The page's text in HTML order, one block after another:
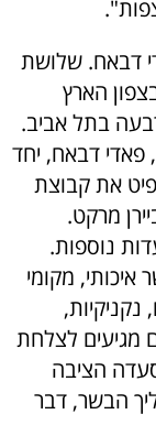
על ידי פאדי דבאח. שלושת
הארץ
בתל אביב.
דבאח, יחד
את קבוצת
מרקט.
נוספות.
מקומי
מגיעים לצלחת
הציבה
הבשר, דבר